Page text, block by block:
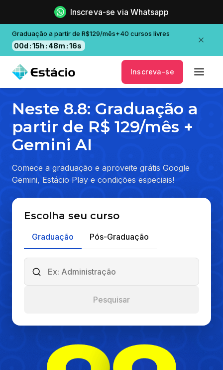
Inscreva-se via Whatsapp
Graduação a partir de R$129/mês+40 cursos livres
00d :15h : 48m :16s
Inscreva-se
Neste 8.8: Graduação a
partir de R$ 129/mês +
Gemini AI
Comece a graduação e aproveite grátis Google
Gemini, Estácio Play e condições especiais!
Escolha seu curso
Graduação Pós-Graduação
Pesquisar